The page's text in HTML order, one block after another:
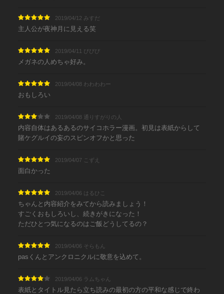
2019/04/12 みすだ
主人公が夜神月に見える笑
2019/04/11 ぴぴぴ
メガネの人めちゃ好み。
2019/04/08 わわわわー
おもしろい
2019/04/08 通りすがりの人
内容自体はあるあるのサイコホラー漫画。初見は表紙からして
賭ケグルイの妄のスピンオフかと思った
2019/04/07 こずえ
面白かった
2019/04/06 はるひこ
ちゃんと内容紹介をみてから読みましょう！
すごくおもしろいし、続きがきになった！
ただひとつ気になるのはご飯どうしてるの？
2019/04/06 そらもん
pasくんとアンクロニクルに敬意を込めて。
2019/04/06 ラムちゃん
表紙とタイトル見たら立ち読みの最初の方の平和な感じで終わ